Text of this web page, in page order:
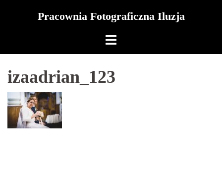
Pracownia Fotograficzna Iluzja
izaadrian_123